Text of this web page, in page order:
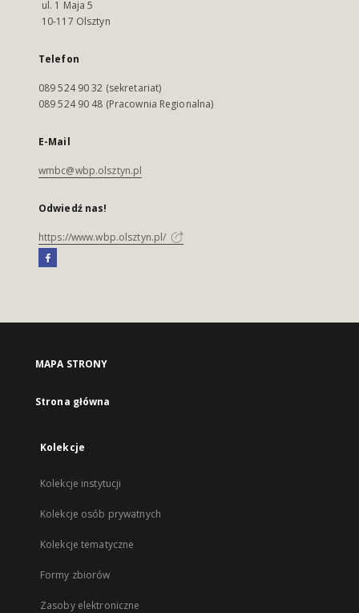
ul. 1 Maja 5
10-117 Olsztyn
Telefon
089 524 90 32 (sekretariat)
089 524 90 48 (Pracownia Regionalna)
E-Mail
wmbc@wbp.olsztyn.pl
Odwiedź nas!
https://www.wbp.olsztyn.pl/
MAPA STRONY
Strona główna
Kolekcje
Kolekcje instytucji
Kolekcje osób prywatnych
Kolekcje tematyczne
Formy zbiorów
Zasoby elektroniczne